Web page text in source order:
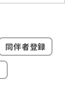
同伴者登録